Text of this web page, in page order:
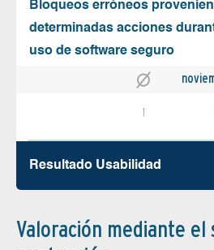
Bloqueos erróneos
determinadas acciones
uso de software seguro
1
Resultado Usabilidad
Valoración mediante el